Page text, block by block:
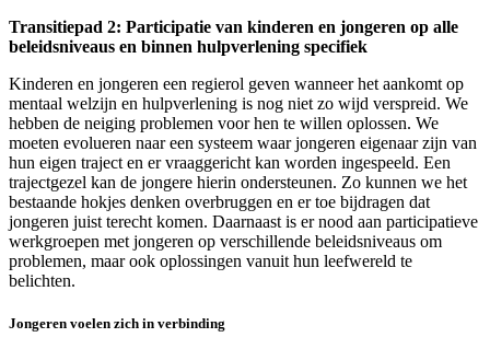
Transitiepad 2: Participatie van kinderen en jongeren op alle
beleidsniveaus en binnen hulpverlening specifiek
Kinderen en jongeren een regierol geven wanneer het aankomt op
mentaal welzijn en hulpverlening is nog niet zo wijd verspreid. We
hebben de neiging problemen voor hen te willen oplossen. We
moeten evolueren naar een systeem waar jongeren eigenaar zijn van
hun eigen traject en er vraaggericht kan worden ingespeeld. Een
trajectgezel kan de jongere hierin ondersteunen. Zo kunnen we het
bestaande hokjes denken overbruggen en er toe bijdragen dat
jongeren juist terecht komen. Daarnaast is er nood aan participatieve
werkgroepen met jongeren op verschillende beleidsniveaus om
problemen, maar ook oplossingen vanuit hun leefwereld te
belichten.
Jongeren voelen zich in verbinding